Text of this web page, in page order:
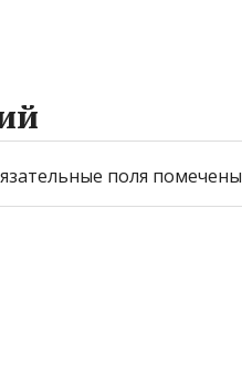
поля помечены